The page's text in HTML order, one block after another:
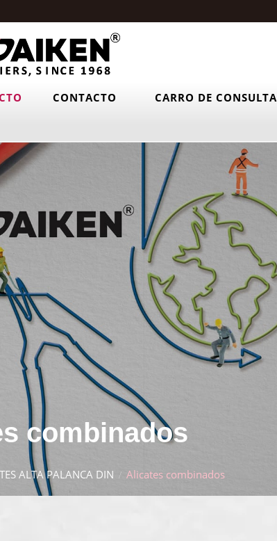
CONTACTO CARRO DE CONSULTA
combinados
ALTA PALANCA DIN Alicates combinados